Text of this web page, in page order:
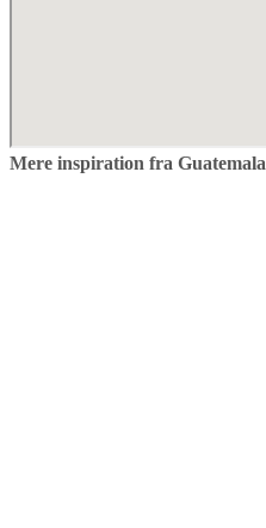
Mere inspiration fra Guatemala